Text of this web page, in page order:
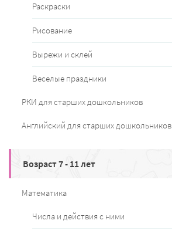
Раскраски
Рисование
Вырежи и склей
Веселые праздники
РКИ для старших дошкольников
Английский для старших дошкольников
Возраст 7 - 11 лет
Математика
Числа и действия с ними